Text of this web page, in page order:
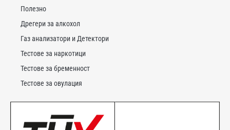
Полезно
Дрегери за алкохол
Газ анализатори и Детектори
Тестове за наркотици
Тестове за бременност
Тестове за овулация